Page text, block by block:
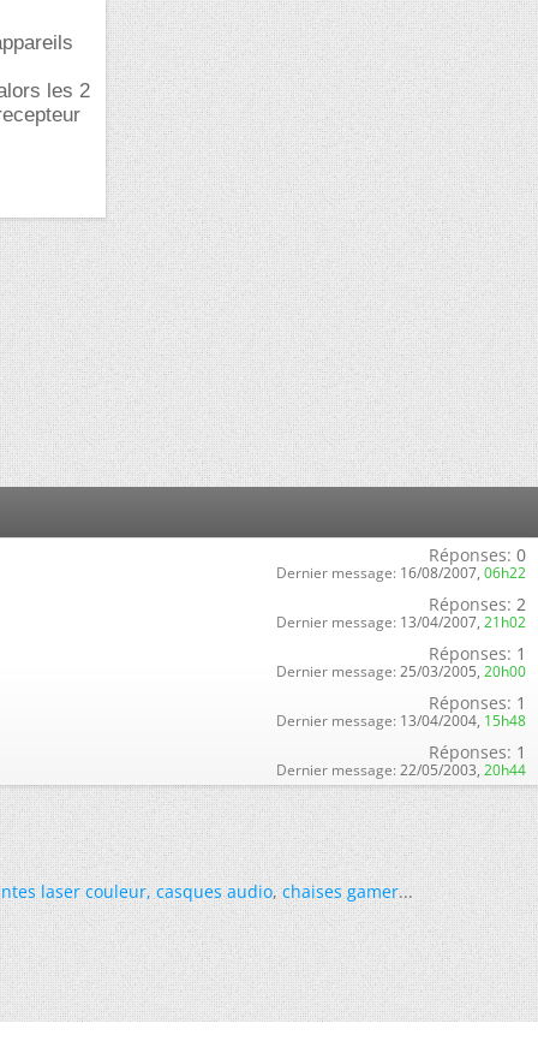
les 2
Réponses: 0
Dernier message: 16/08/2007, 06h22
Réponses: 2
Dernier message: 13/04/2007, 21h02
Réponses: 1
Dernier message: 25/03/2005, 20h00
Réponses: 1
Dernier message: 13/04/2004, 15h48
Réponses: 1
Dernier message: 22/05/2003, 20h44
laser couleur,casques audio,chaises gamer...